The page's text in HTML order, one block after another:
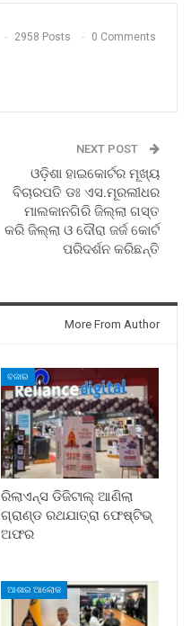
2958 Posts 0 Comments
NEXT POST
ଓଡ଼ିଶା ହାଇକୋର୍ଟର ମୂଖ୍ୟ
ବିଚାରପତି ଡଃ ଏସ.ମୂରଲୀଧର
ମାଲକାନଗିରି ଜିଲ୍ଲା ଗସ୍ତ
କରି ଜିଲ୍ଲା ଓ ଦୌରା ଜର୍ଜ କୋର୍ଟ
ପରିଦର୍ଶନ କରିଛନ୍ତି
More From Author
ବଜାର
ରିଲାଏନ୍ସ ଡିଜିଟାଲ୍ ଆଣିଲା
ଗ୍ରାଣ୍ଡ ରଥଯାତ୍ରା ଫେଷ୍ଟିଭ୍
ଅଫର
ଆଶାର ଆଲୋକ